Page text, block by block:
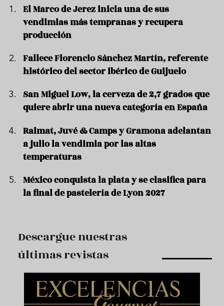
El Marco de Jerez inicia una de sus
vendimias más tempranas y recupera
producción
Fallece Florencio Sánchez Martín, referente
histórico del sector ibérico de Guijuelo
San Miguel Low, la cerveza de 2,7 grados que
quiere abrir una nueva categoría en España
Raimat, Juvé & Camps y Gramona adelantan
a julio la vendimia por las altas
temperaturas
México conquista la plata y se clasifica para
la final de pastelería de Lyon 2027
Descargue nuestras
últimas revistas